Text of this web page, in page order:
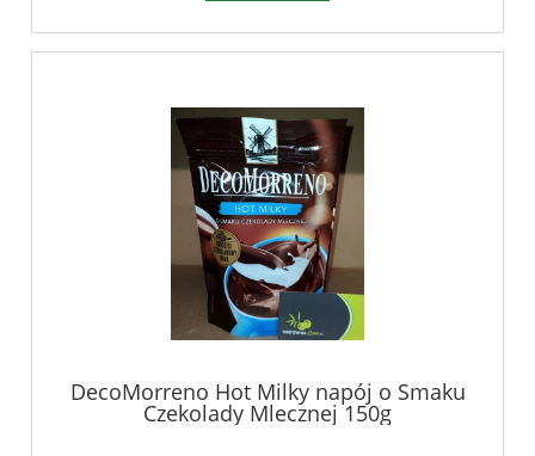
DecoMorreno Hot Milky napój o Smaku
Czekolady Mlecznej 150g